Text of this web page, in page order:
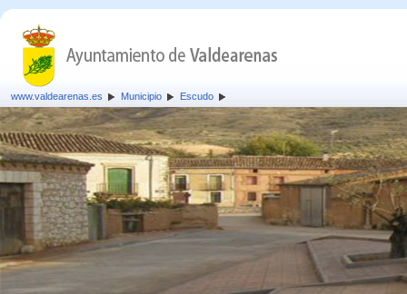
www.valdearenas.es Municipio Escudo